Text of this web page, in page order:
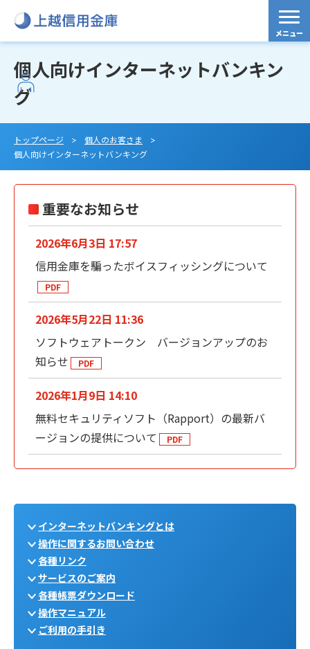
個人向けインターネットバンキン
グ
トップページ
個人のお客さま
個人向けインターネットバンキング
重要なお知らせ
2026年6月3日 17:57
信用金庫を騙ったボイスフィッシングについて
2026年5月22日 11:36
ソフトウェアトークン バージョンアップのお
知らせ
2026年1月9日 14:10
無料セキュリティソフト（Rapport）の最新バ
ージョンの提供について
インターネットバンキングとは
操作に関するお問い合わせ
各種リンク
サービスのご案内
各種帳票ダウンロード
操作マニュアル
ご利用の手引き